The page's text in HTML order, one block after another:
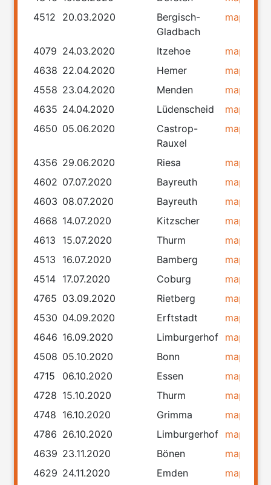
4512
20.03.2020
Bergisch-
Gladbach
map
4079 24.03.2020 Itzehoe map
4638 22.04.2020 Hemer map
4558 23.04.2020 Menden map
4635 24.04.2020 Lüdenscheid map
4650 05.06.2020
Castrop-
Rauxel
map
4356 29.06.2020 Riesa map
4602 07.07.2020 Bayreuth map
4603 08.07.2020 Bayreuth map
4668 14.07.2020 Kitzscher map
4613
15.07.2020 Thurm map
4513
16.07.2020 Bamberg map
4514 17.07.2020 Coburg map
4765 03.09.2020 Rietberg map
4530 04.09.2020 Erftstadt map
4646 16.09.2020 Limburgerhof map
4508 05.10.2020 Bonn map
4715
06.10.2020 Essen map
4728 15.10.2020 Thurm map
4748 16.10.2020 Grimma map
4786 26.10.2020 Limburgerhof map
4639 23.11.2020 Bönen map
4629 24.11.2020 Emden map